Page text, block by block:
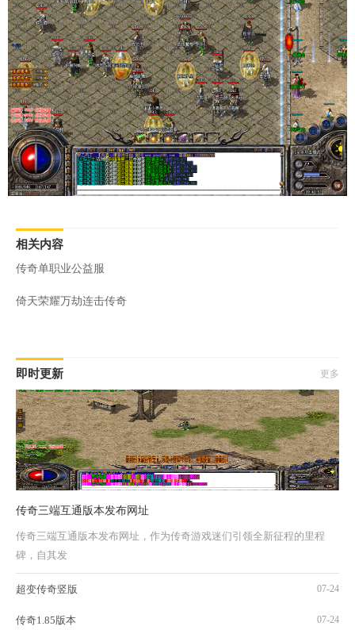
相关内容
传奇单职业公益服
倚天荣耀万劫连击传奇
即时更新 更多
传奇三端互通版本发布网址
传奇三端互通版本发布网址，作为传奇游戏迷们引领全新征程的里程
碑，自其发
超变传奇竖版 07-24
传奇1.85版本 07-24